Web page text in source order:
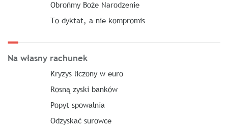
Obrońmy Boże Narodzenie
To dyktat, a nie kompromis
Na własny rachunek
Kryzys liczony w euro
Rosną zyski banków
Popyt spowalnia
Odzyskać surowce